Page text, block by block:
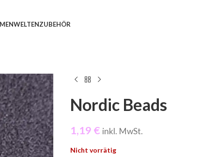
ZUBEHÖR
Nordic Beads
1,19 € inkl. MwSt.
Nicht vorrätig